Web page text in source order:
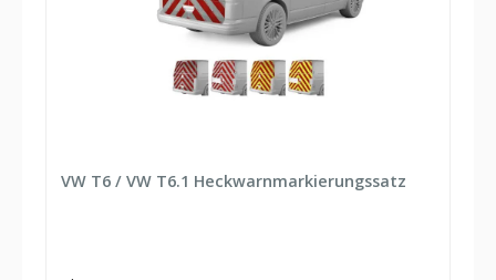
VW T6 / VW T6.1 Heckwarnmarkierungssatz